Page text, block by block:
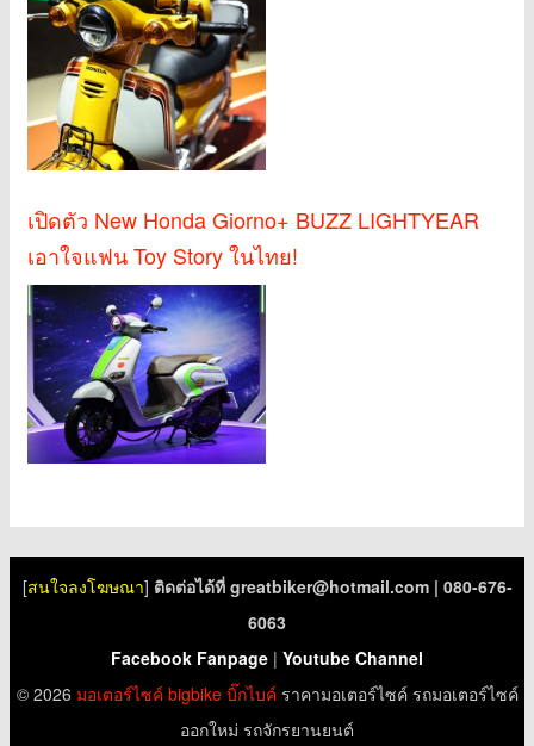
เปิดตัว New Honda Giorno+ BUZZ LIGHTYEAR
เอาใจแฟน Toy Story ในไทย!
[สนใจลงโฆษณา] ติดต่อได้ที่ greatbiker@hotmail.com| 080-676-
6063
Facebook Fanpage | Youtube Channel
© 2026 มอเตอร์ไซค์ bigbike บิ๊กไบค์ราคามอเตอร์ไซค์ รถมอเตอร์ไซค์
ออกใหม่ รถจักรยานยนต์